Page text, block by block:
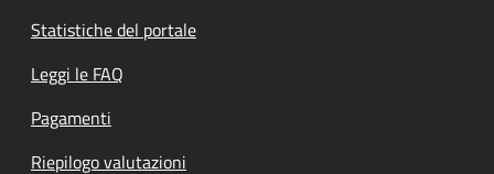
Statistiche del portale
Leggi le FAQ
Pagamenti
Riepilogo valutazioni